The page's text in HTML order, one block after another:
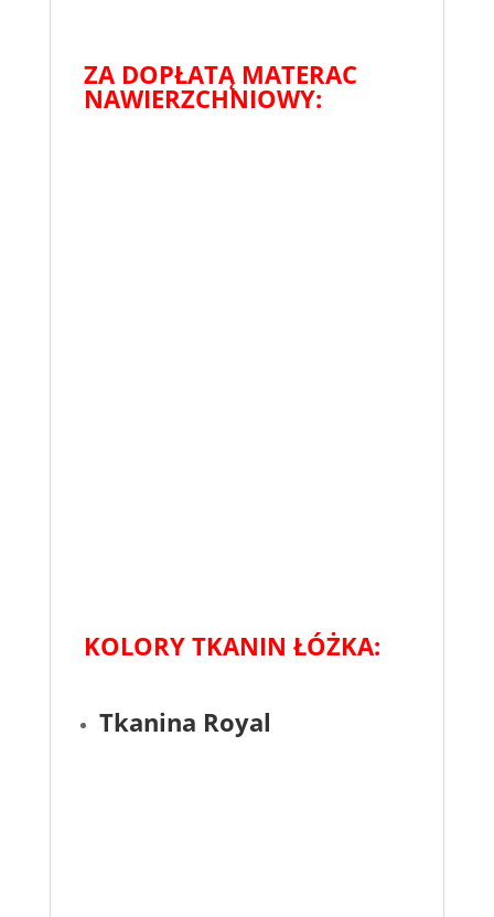
ZA DOPŁATĄ MATERAC
NAWIERZCHNIOWY:
KOLORY TKANIN ŁÓŻKA:
Tkanina Royal